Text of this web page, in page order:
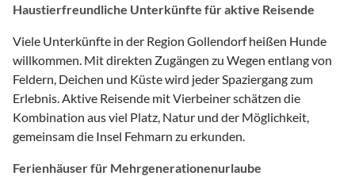
Haustierfreundliche Unterkünfte für aktive Reisende
Viele Unterkünfte in der Region Gollendorf heißen Hunde
willkommen. Mit direkten Zugängen zu Wegen entlang von
Feldern, Deichen und Küste wird jeder Spaziergang zum
Erlebnis. Aktive Reisende mit Vierbeiner schätzen die
Kombination aus viel Platz, Natur und der Möglichkeit,
gemeinsam die Insel Fehmarn zu erkunden.
Ferienhäuser für Mehrgenerationenurlaube